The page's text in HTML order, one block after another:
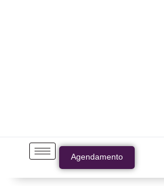
Agendamento